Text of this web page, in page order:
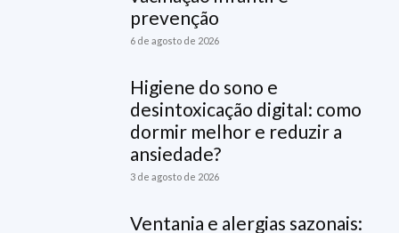
prevenção
6 de agosto de 2026
Higiene do sono e
desintoxicação digital: como
dormir melhor e reduzir a
ansiedade?
3 de agosto de 2026
Ventania e alergias sazonais: